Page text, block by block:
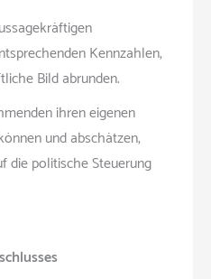
Kennzahlen,
Bild abrunden.
ihren eigenen
und abschätzen,
die politische Steuerung